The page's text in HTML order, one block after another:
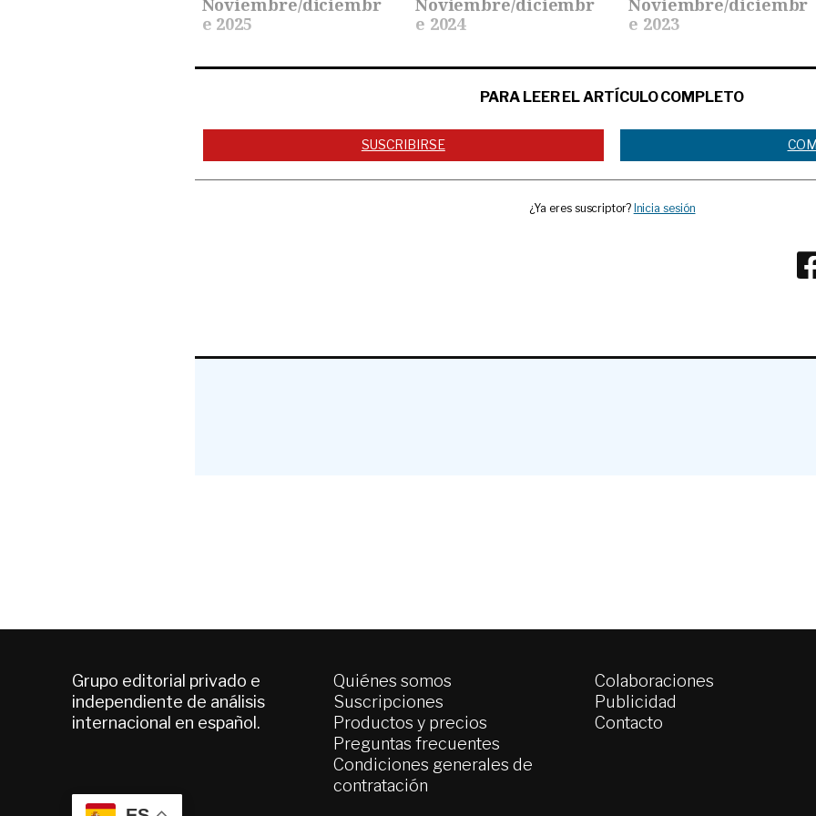
Noviembre/diciembr
e 2025
Noviembre/diciembr
e 2024
Noviembre/diciembr
e 2023
PARA LEER EL ARTÍCULO COMPLETO
SUSCRIBIRSE
¿Ya eres suscriptor? Inicia sesión
Grupo editorial privado e
independiente de análisis
internacional en español.
Quiénes somos
Suscripciones
Productos y precios
Preguntas frecuentes
Condiciones generales de
contratación
Colaboraciones
Publicidad
Contacto